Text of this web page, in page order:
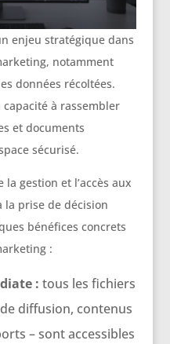
enjeu stratégique dans
notamment
données récoltées.
à rassembler
et documents
sécurisé.
gestion et l’accès aux
la prise de décision
bénéfices concrets
:
: tous les fichiers
diffusion, contenus
– sont accessibles